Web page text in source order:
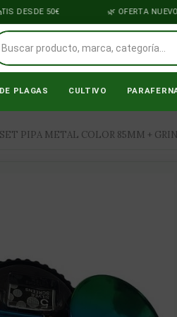
DESDE 50€ OFERTA
PLAGAS CULTIVO
PIPA METAL COLOR 85MM +